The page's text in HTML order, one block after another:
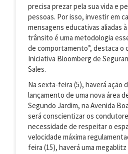
precisa prezar pela sua vida e
pessoas. Por isso, investir em
mensagens educativas aliadas
trânsito é uma metodologia
de comportamento”, destaca o
Iniciativa Bloomberg de
Sales.
Na sexta-feira (5), haverá ação
lançamento de uma nova área
Segundo Jardim, na Avenida
será conscientizar os
necessidade de respeitar o
velocidade máxima
feira (15), haverá uma